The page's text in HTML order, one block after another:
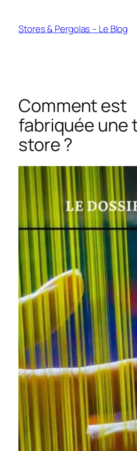
contenu
Stores & Pergolas – Le Blog
Comment est
fabriquée une
store ?